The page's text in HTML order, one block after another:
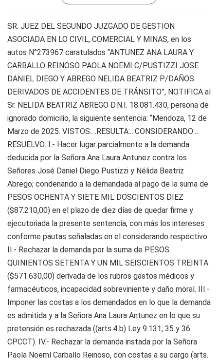
SR. JUEZ DEL SEGUNDO JUZGADO DE GESTION
ASOCIADA EN LO CIVIL, COMERCIAL Y MINAS, en los
autos N°273967 caratulados “ANTUNEZ ANA LAURA Y
CARBALLO REINOSO PAOLA NOEMI C/PUSTIZZI JOSE
DANIEL DIEGO Y ABREGO NELIDA BEATRIZ P/DAÑOS
DERIVADOS DE ACCIDENTES DE TRÁNSITO”, NOTIFICA al
Sr. NELIDA BEATRIZ ABREGO D.N.I. 18.081.430, persona de
ignorado domicilio, la siguiente sentencia: “Mendoza, 12 de
Marzo de 2025. VISTOS:…RESULTA:…CONSIDERANDO:…
RESUELVO: I.- Hacer lugar parcialmente a la demanda
deducida por la Señora Ana Laura Antunez contra los
Señores José Daniel Diego Pustizzi y Nélida Beatriz
Abrego; condenando a la demandada al pago de la suma de
PESOS OCHENTA Y SIETE MIL DOSCIENTOS DIEZ
($87.210,00) en el plazo de diez días de quedar firme y
ejecutoriada la presente sentencia, con más los intereses
conforme pautas señaladas en el considerando respectivo.
II.- Rechazar la demanda por la suma de PESOS
QUINIENTOS SETENTA Y UN MIL SEISCIENTOS TREINTA
($571.630,00) derivada de los rubros gastos médicos y
farmacéuticos, incapacidad sobreviniente y daño moral. III.-
Imponer las costas a los demandados en lo que la demanda
es admitida y a la Señora Ana Laura Antunez en lo que su
pretensión es rechazada ((arts.4 b) Ley 9.131, 35 y 36
CPCCT). IV.- Rechazar la demanda instada por la Señora
Paola Noemí Carballo Reinoso, con costas a su cargo (arts.